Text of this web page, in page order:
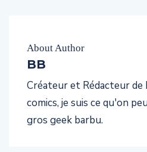
About Author
BB
Créateur et Rédacteur de
comics, je suis ce qu'on
gros geek barbu.